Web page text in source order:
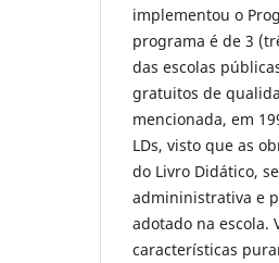
implementou o
programa é de 3
das escolas
gratuitos de
mencionada, em
LDs, visto que as
do Livro Didático,
admininistrativa e
adotado na escola.
características